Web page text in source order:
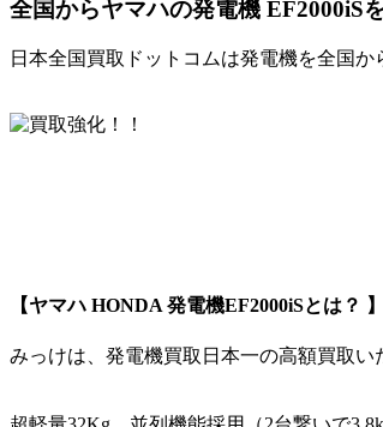
全国からヤマハの発電機 EF2000iS
日本全国買取ドットコムは発電機を全国
【ヤマハ HONDA 発電機EF2000iSとは？ 】
みっけは、発電機買取日本一の高額買取い